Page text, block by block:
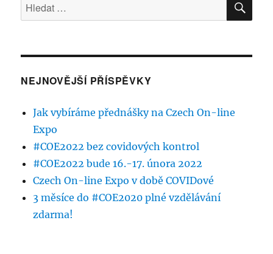
Hledat:
NEJNOVĚJŠÍ PŘÍSPĚVKY
Jak vybíráme přednášky na Czech On-line
Expo
#COE2022 bez covidových kontrol
#COE2022 bude 16.-17. února 2022
Czech On-line Expo v době COVIDové
3 měsíce do #COE2020 plné vzdělávání
zdarma!